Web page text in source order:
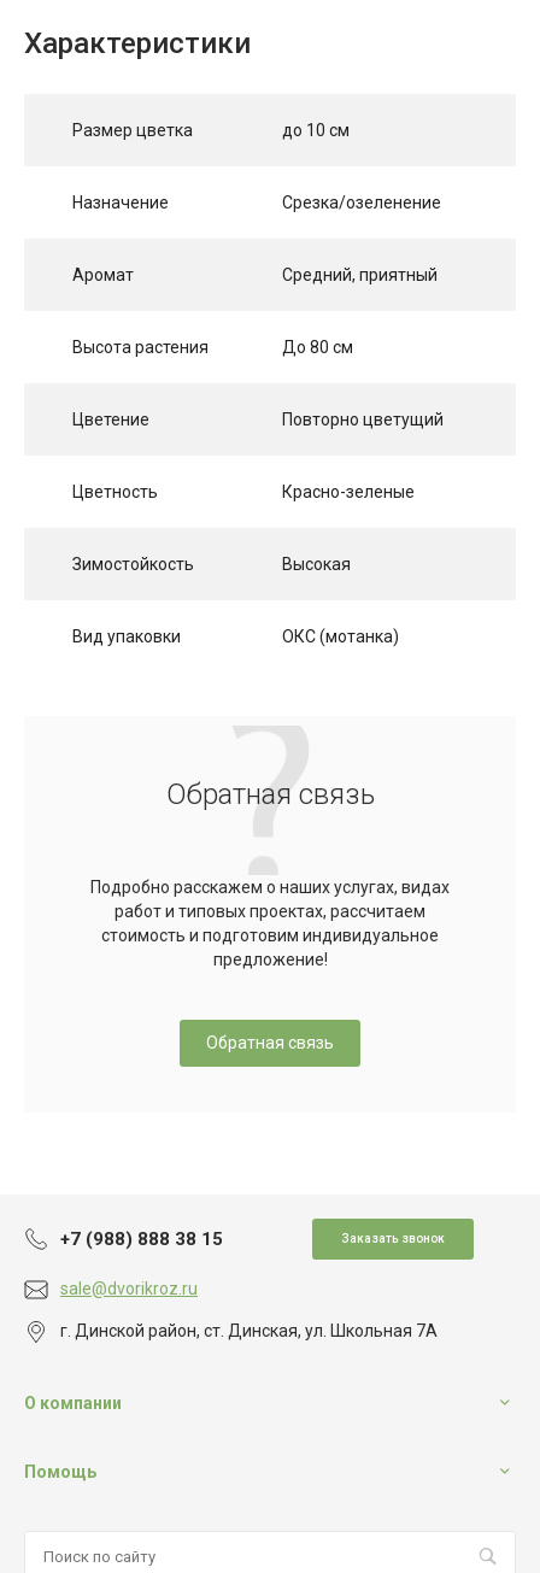
Характеристики
Размер цветка до 10 см
Назначение Срезка/озеленение
Аромат Средний, приятный
Высота растения До 80 см
Цветение Повторно цветущий
Цветность Красно-зеленые
Зимостойкость Высокая
Вид упаковки ОКС (мотанка)
Обратная связь
Подробно расскажем о наших услугах, видах
работ и типовых проектах, рассчитаем
стоимость и подготовим индивидуальное
предложение!
Обратная связь
+7 (988) 888 38 15 Заказать звонок
sale@dvorikroz.ru
г. Динской район, ст. Динская, ул. Школьная 7А
О компании
Помощь